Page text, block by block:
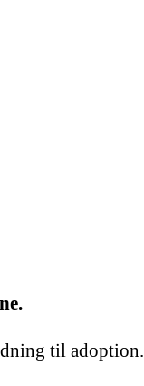
til adoption.